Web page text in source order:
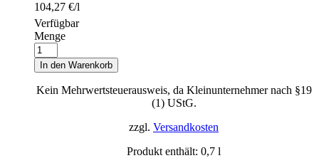
104,27 €/l
Verfügbar
Menge
In den Warenkorb
Kein Mehrwertsteuerausweis, da Kleinunternehmer nach §19
(1) UStG.
zzgl. Versandkosten
Produkt enthält: 0,7 l